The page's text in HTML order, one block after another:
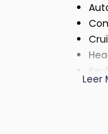
Air
Leer